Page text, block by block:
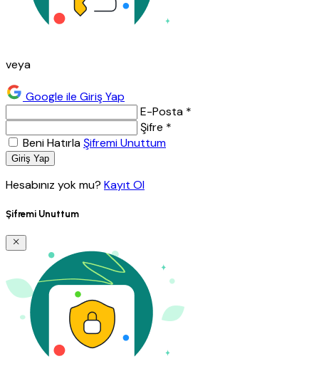
veya
Google ile Giriş Yap
E-Posta *
Şifre *
Beni HatırlaŞifremi Unuttum
Giriş Yap
Hesabınız yok mu? Kayıt Ol
Şifremi Unuttum